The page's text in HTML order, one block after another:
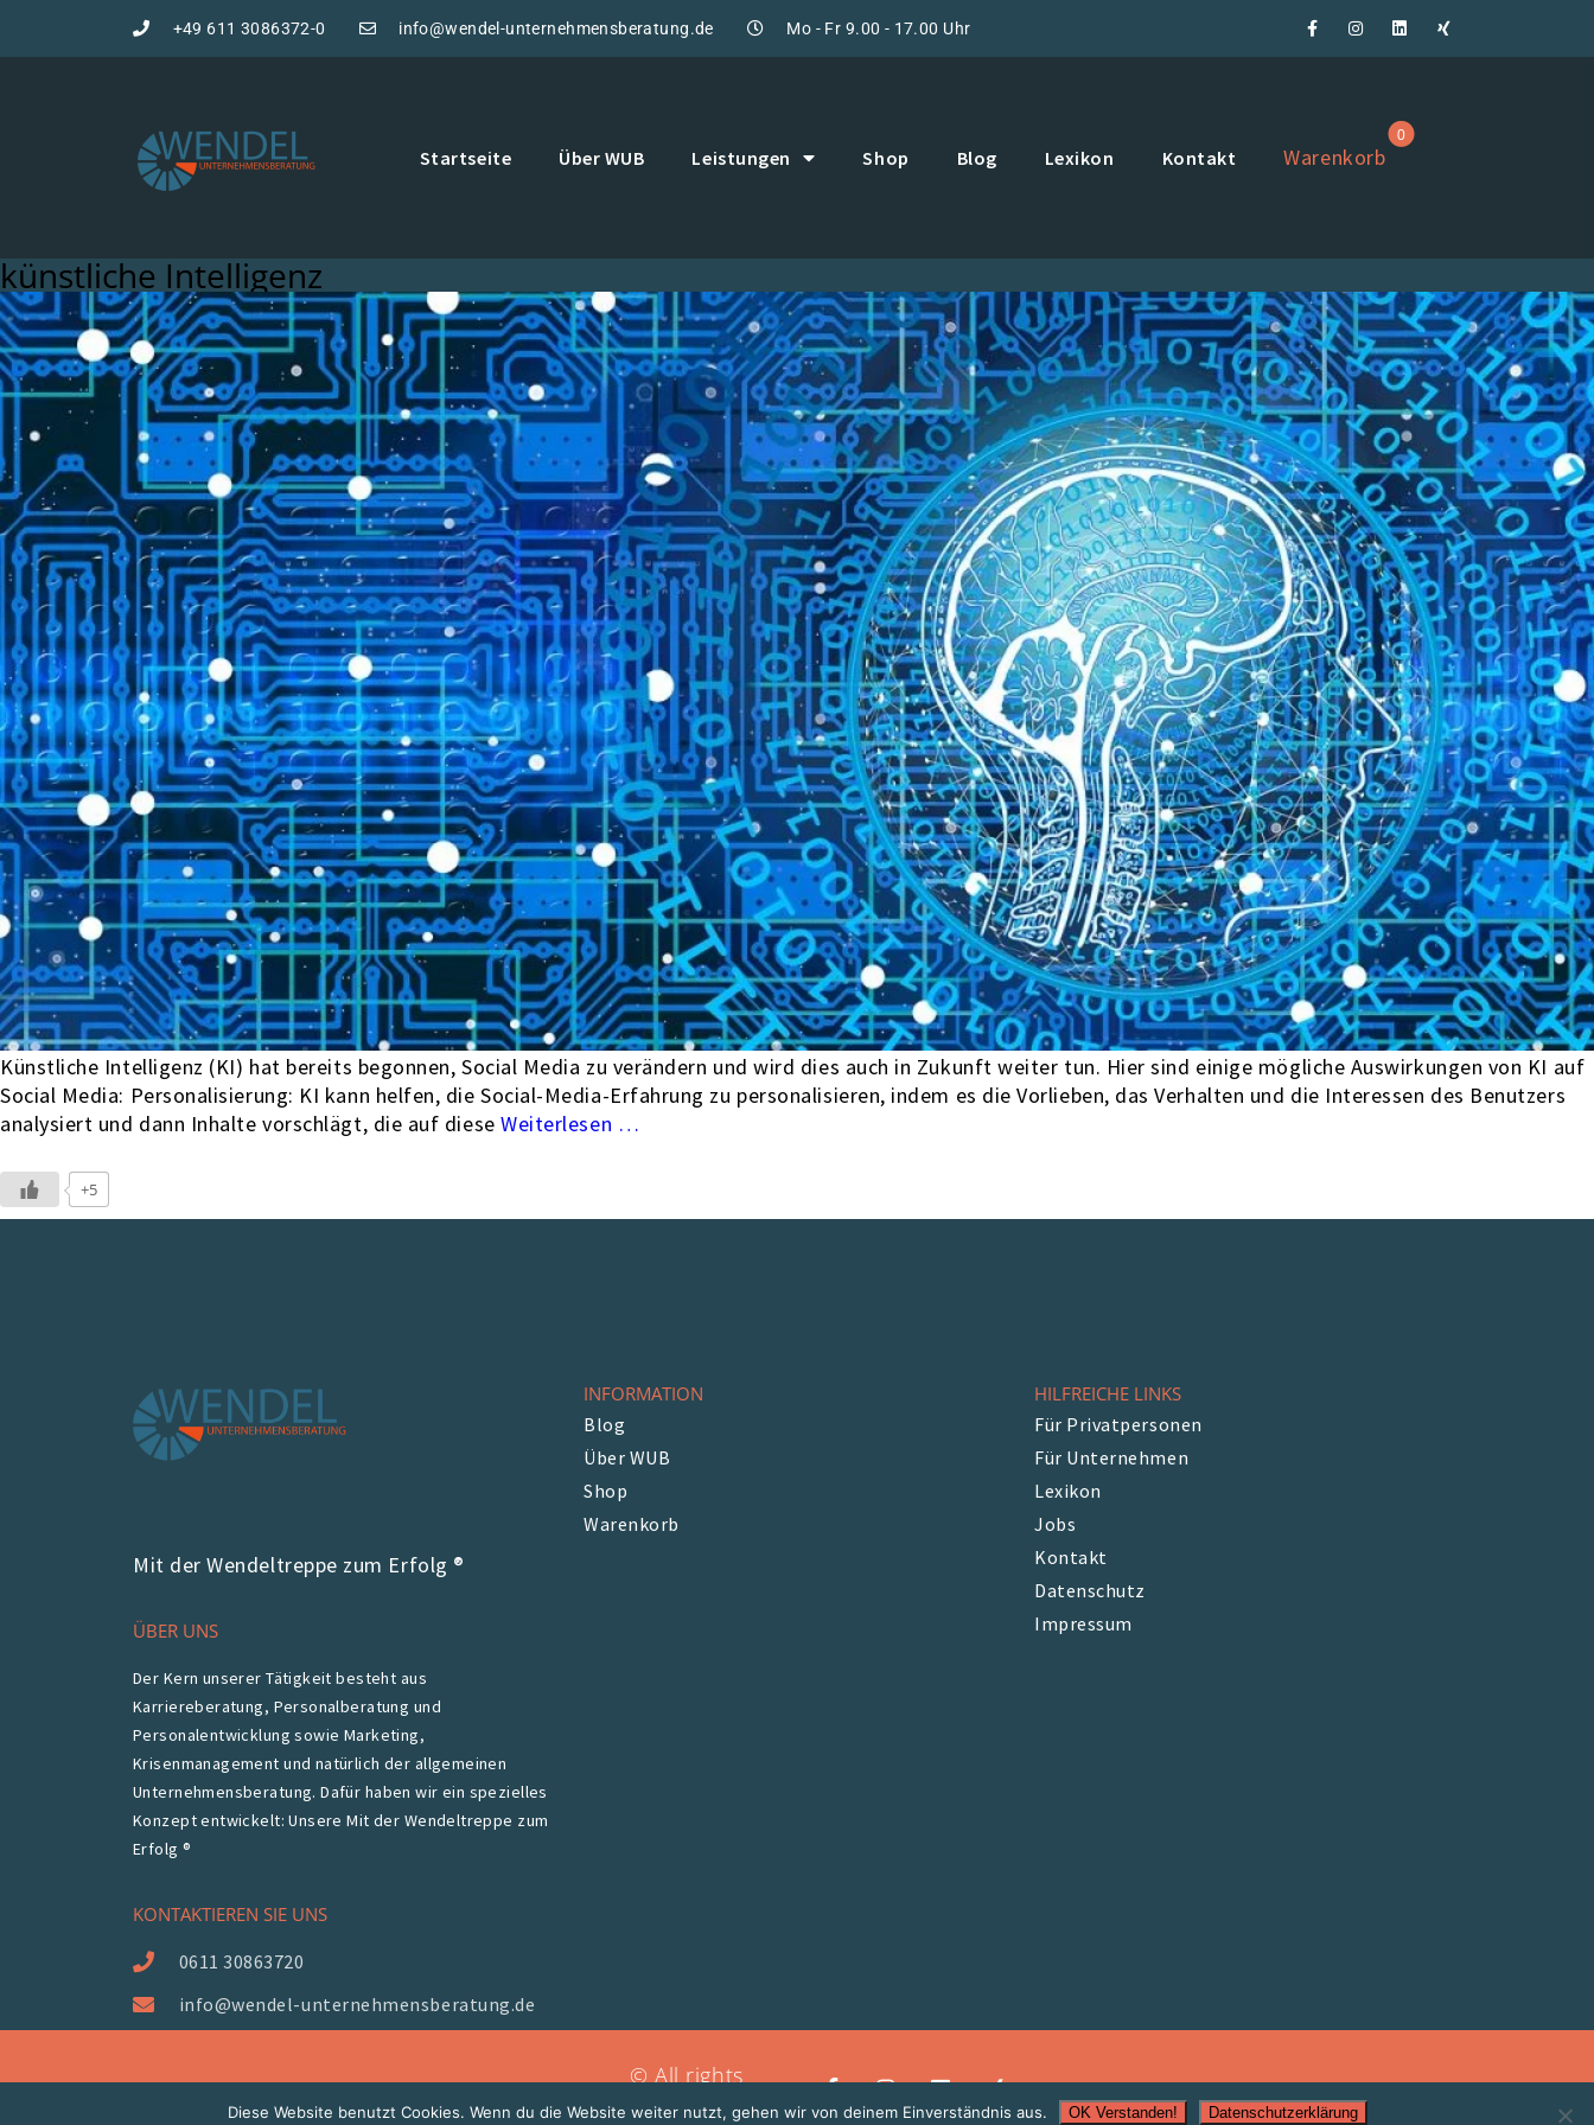
+49 611 3086372-0 info@wendel-unternehmensberatung.de Mo - Fr 9.00 - 17.00 Uhr
Startseite Über WUB Leistungen Shop Blog Lexikon Kontakt Warenkorb
0
künstliche Intelligenz
Künstliche Intelligenz (KI) hat bereits begonnen, Social Media zu verändern und wird dies auch in Zukunft weiter tun. Hier sind einige mögliche Auswirkungen von KI auf
Social Media: Personalisierung: KI kann helfen, die Social-Media-Erfahrung zu personalisieren, indem es die Vorlieben, das Verhalten und die Interessen des Benutzers
analysiert und dann Inhalte vorschlägt, die auf diese
…
+5
Mit der Wendeltreppe zum Erfolg ®
ÜBER UNS
Der Kern unserer Tätigkeit besteht aus
Karriereberatung, Personalberatung und
Personalentwicklung sowie Marketing,
Krisenmanagement und natürlich der allgemeinen
Unternehmensberatung. Dafür haben wir ein spezielles
Konzept entwickelt: Unsere Mit der Wendeltreppe zum
Erfolg ®
KONTAKTIEREN SIE UNS
0611 30863720
info@wendel-unternehmensberatung.de
INFORMATION
Blog
Über WUB
Shop
Warenkorb
HILFREICHE LINKS
Für Privatpersonen
Für Unternehmen
Lexikon
Jobs
Kontakt
Datenschutz
Impressum
© All rights
reserved
Diese Website benutzt Cookies. Wenn du die Website weiter nutzt, gehen wir von deinem Einverständnis aus. OK Verstanden! Datenschutzerklärung